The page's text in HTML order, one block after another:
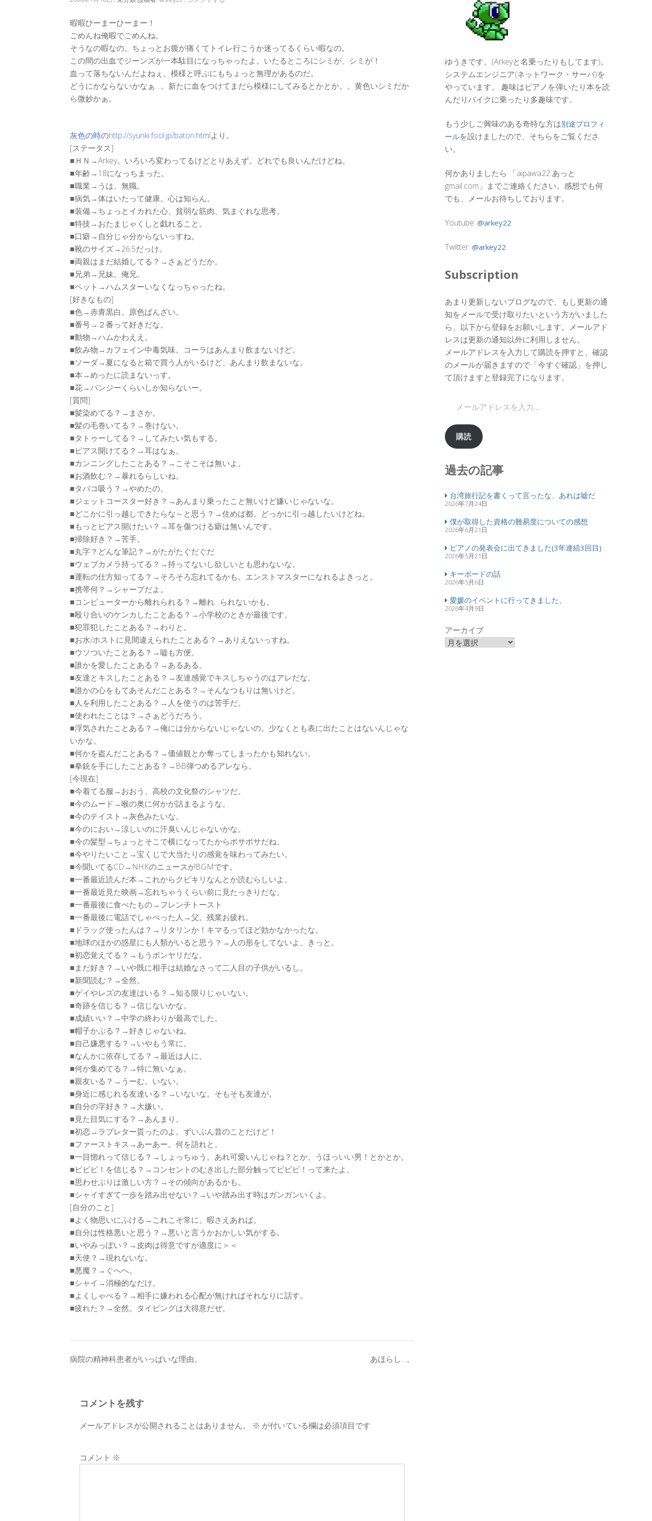
暇暇ひーまーひーまー！
ごめんね俺暇でごめんね。
そうなの暇なの。ちょっとお腹が痛くてトイレ行こうか迷ってるくらい暇なの。
この間の出血でジーンズが一本駄目になっちゃったよ。いたるところにシミが、シミが！
血って落ちないんだよねぇ。模様と呼ぶにもちょっと無理があるのだ。
どうにかならないかなぁ…。新たに血をつけてまだら模様にしてみるとかとか。。黄色いシミだか
ら微妙かぁ。
灰色の時のhttp://syunki.fool.jp/baton.htmlより。
[ステータス]
■ＨＮ→Arkey。いろいろ変わってるけどとりあえず。どれでも良いんだけどね。
■年齢→18になっちまった。
■職業→うは、無職。
■病気→体はいたって健康。心は知らん。
■装備→ちょっとイカれた心、貧弱な筋肉、気まぐれな思考。
■特技→おたまじゃくしと戯れること。
■口癖→自分じゃ分からないっすね。
■靴のサイズ→26.5だっけ。
■両親はまだ結婚してる？→さぁどうだか。
■兄弟→兄妹。俺兄。
■ペット→ハムスターいなくなっちゃったね。
[好きなもの]
■色→赤青黒白。原色ばんざい。
■番号→２番って好きだな。
■動物→ハムかわええ。
■飲み物→カフェイン中毒気味。コーラはあんまり飲まないけど。
■ソーダ→夏になると箱で買う人がいるけど、あんまり飲まないな。
■本→めったに読まないっす。
■花→パンジーくらいしか知らないー。
[質問]
■髪染めてる？→まさか。
■髪の毛巻いてる？→巻けない。
■タトゥーしてる？→してみたい気もする。
■ピアス開けてる？→耳はなぁ。
■カンニングしたことある？→こそこそは無いよ。
■お酒飲む？→暴れるらしいね。
■タバコ吸う？→やめたの。
■ジェットコースター好き？→あんまり乗ったこと無いけど嫌いじゃないな。
■どこかに引っ越しできたらな～と思う？→住めば都。どっかに引っ越したいけどね。
■もっとピアス開けたい？→耳を傷つける癖は無いんです。
■掃除好き？→苦手。
■丸字？どんな筆記？→がたがたぐだぐだ
■ウェブカメラ持ってる？→持ってないし欲しいとも思わないな。
■運転の仕方知ってる？→そろそろ忘れてるかも。エンストマスターになれるよきっと。
■携帯何？→シャープだよ。
■コンピューターから離れられる？→離れ…られないかも。
■殴り合いのケンカしたことある？→小学校のときが最後です。
■犯罪犯したことある？→わりと。
■お水/ホストに見間違えられたことある？→ありえないっすね。
■ウソついたことある？→嘘も方便。
■誰かを愛したことある？→あるある。
■友達とキスしたことある？→友達感覚でキスしちゃうのはアレだな。
■誰かの心をもてあそんだことある？→そんなつもりは無いけど。
■人を利用したことある？→人を使うのは苦手だ。
■使われたことは？→さぁどうだろう。
■浮気されたことある？→俺には分からないじゃないの。少なくとも表に出たことはないんじゃな
いかな。
■何かを盗んだことある？→価値観とか奪ってしまったかも知れない。
■拳銃を手にしたことある？→BB弾つめるアレなら。
[今現在]
■今着てる服→おおう、高校の文化祭のシャツだ。
■今のムード→喉の奥に何かが詰まるような。
■今のテイスト→灰色みたいな。
■今のにおい→涼しいのに汗臭いんじゃないかな。
■今の髪型→ちょっとそこで横になってたからボサボサだね。
■今やりたいこと→宝くじで大当たりの感覚を味わってみたい。
■今聞いてるCD→NHKのニュースがBGMです。
■一番最近読んだ本→これからクビキリなんとか読むらしいよ。
■一番最近見た映画→忘れちゃうくらい前に見たっきりだな。
■一番最後に食べたもの→フレンチトースト
■一番最後に電話でしゃべった人→父。残業お疲れ。
■ドラッグ使ったんは？→リタリンか！キマるってほど効かなかったな。
■地球のほかの惑星にも人類がいると思う？→人の形をしてないよ、きっと。
■初恋覚えてる？→もうボンヤリだな。
■まだ好き？→いや既に相手は結婚なさって二人目の子供がいるし。
■新聞読む？→全然。
■ゲイやレズの友達はいる？→知る限りじゃいない。
■奇跡を信じる？→信じないかな。
■成績いい？→中学の終わりが最高でした。
■帽子かぶる？→好きじゃないね。
■自己嫌悪する？→いやもう常に。
■なんかに依存してる？→最近は人に。
■何か集めてる？→特に無いなぁ。
■親友いる？→うーむ。いない。
■身近に感じれる友達いる？→いないな。そもそも友達が。
■自分の字好き？→大嫌い。
■見た目気にする？→あんまり。
■初恋→ラブレター貰ったのよ。ずいぶん昔のことだけど！
■ファーストキス→あーあー。何を語れと。
■一目惚れって信じる？→しょっちゅう。あれ可愛いんじゃね？とか、うほっいい男！とかとか。
■ビビビ！を信じる？→コンセントのむき出した部分触ってビビビ！って来たよ。
■思わせぶりは激しい方？→その傾向があるかも。
■シャイすぎて一歩を踏み出せない？→いや踏み出す時はガンガンいくよ。
[自分のこと]
■よく物思いにふける→これこそ常に。暇さえあれば。
■自分は性格悪いと思う？→悪いと言うかおかしい気がする。
■いやみっぽい？→皮肉は得意ですが適度に＞＜
■天使？→現れないな。
■悪魔？→ぐへへ。
■シャイ→消極的なだけ。
■よくしゃべる？→相手に嫌われる心配が無ければそれなりに話す。
■疲れた？→全然。タイピングは大得意だぜ。
投
ナ
ー
病院の精神科患者がいっぱいな理由。 あほらし…。
コメントを残す
メールアドレスが公開されることはありません。 ※ が付いている欄は必須項目です
コメント ※
ゆうきです。(Arkeyと名乗ったりもしてます)。
システムエンジニア(ネットワーク・サーバ)を
やっています。 趣味はピアノを弾いたり本を読
んだりバイクに乗ったり多趣味です。
もう少しご興味のある奇特な方は別途プロフィ
ールを設けましたので、そちらをご覧くださ
い。
何かありましたら 「aipawa22 あっと
gmail.com」までご連絡ください。感想でも何
でも、メールお待ちしております。
Youtube: @arkey22
Twitter: @arkey22
Subscription
あまり更新しないブログなので、もし更新の通
知をメールで受け取りたいという方がいました
ら、以下から登録をお願いします。メールアド
レスは更新の通知以外に利用しません。
メールアドレスを入力して購読を押すと、確認
のメールが届きますので「今すぐ確認」を押し
て頂けますと登録完了になります。
購読
過去の記事
台湾旅行記を書くって言ったな、あれは嘘だ
2026年7月24日
僕が取得した資格の難易度についての感想
2026年6月21日
ピアノの発表会に出てきました(3年連続3回目)
2026年5月21日
キーボードの話
2026年5月6日
愛媛のイベントに行ってきました。
2026年4月9日
アーカイブ